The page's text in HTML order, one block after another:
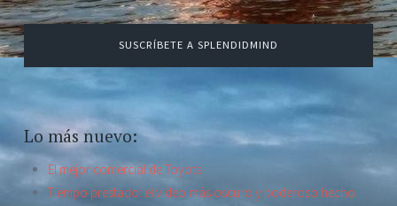
SUSCRÍBETE A SPLENDIDMIND
Lo más nuevo:
El mejor comercial de Toyota
Tiempo prestado: el video más oscuro y poderoso hecho